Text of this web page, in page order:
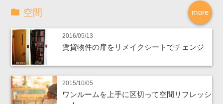
more
空間
2016/05/13
賃貸物件の扉をリメイクシートでチェンジ
2015/10/05
ワンルームを上手に区切って空間リフレッシ